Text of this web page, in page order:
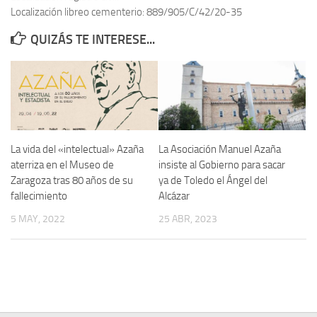
Memoria Histórica
Investigación previa de la represión en Talavera de la Reina (1937-
1947).
Informe Represión en Toledo 1936-1947 | Buscador
Informe de la fosa de abril de 1939 de Tembleque
Militantes históricos IR
Localización libreo cementerio: 889/905/C/42/20-35
QUIZÁS TE INTERESE...
La vida del «intelectual» Azaña
aterriza en el Museo de
Zaragoza tras 80 años de su
fallecimiento
5 MAY, 2022
La Asociación Manuel Azaña
insiste al Gobierno para sacar
ya de Toledo el Ángel del
Alcázar
25 ABR, 2023